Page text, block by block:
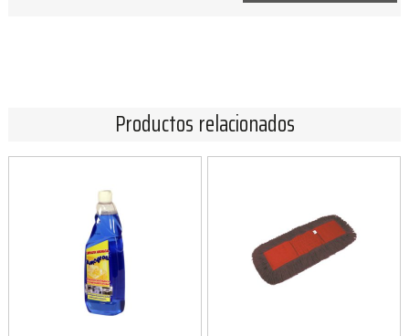
Productos relacionados